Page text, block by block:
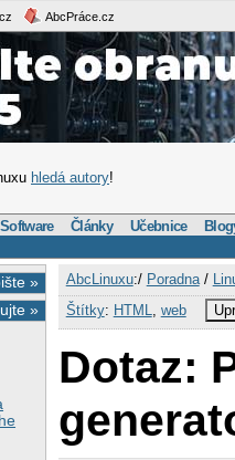
AbcPráce.cz
hledá autory!
Software Články Učebnice
»
»
AbcLinuxu:/ Poradna/
Štítky: HTML web
Dotaz: